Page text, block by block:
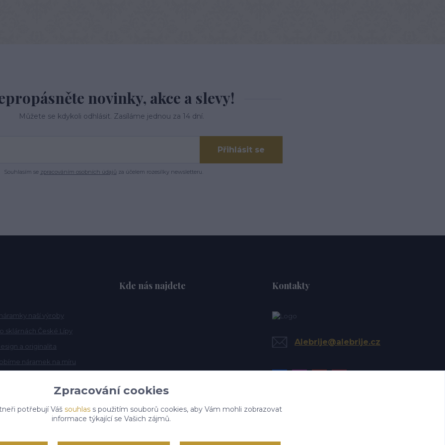
novinky, akce a slevy!
Můžete se kdykoli odhlásit. Zasíláme jednou za 14 dní.
Přihlásit se
Souhlasím se zpracováním osobních údajů za účelem rozesílky newsletteru.
naší výroby
sklárnách České Lípy
a originalita
náramek na míru
Kde nás najdete Kontakty
Alebrije@alebrije.cz
Zpracování cookies
potřebují Váš souhlass použitím souborů cookies, aby Vám mohli zobrazovat
informace týkající se Vašich zájmů.